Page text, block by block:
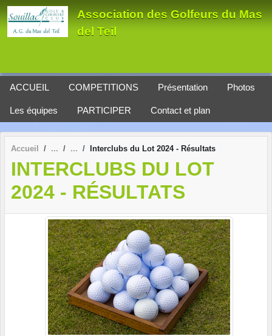
Association des Golfeurs du Mas
del Teil
ACCUEIL COMPETITIONS Présentation Photos
Les équipes PARTICIPER Contact et plan
Accueil Interclubs du Lot 2024 - Résultats
INTERCLUBS DU LOT
2024 - RÉSULTATS
Panneau de gestion des cookies